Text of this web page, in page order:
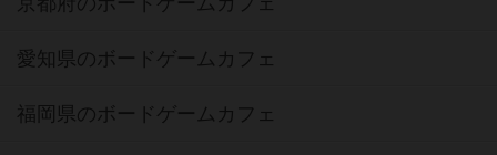
愛知県のボードゲームカフェ
福岡県のボードゲームカフェ